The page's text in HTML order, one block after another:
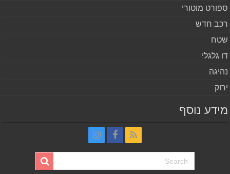
מוטורי
חדש
גלגלי
נוסף